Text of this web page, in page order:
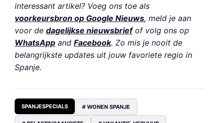
interessant artikel? Voeg ons toe als
voorkeursbron op Google Nieuws, meld je aan
voor de dagelijkse nieuwsbriefof volg ons op
WhatsApp and Facebook. Zo mis je nooit de
belangrijkste updates uit jouw favoriete regio in
Spanje.
SPANJESPECIALS # WONEN SPANJE